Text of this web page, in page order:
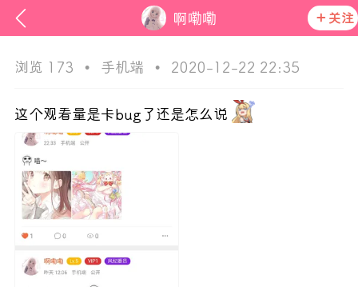
啊嘞嘞 关注
资讯
浏览 173 • 手机端 • 2020-12-22 22:35
这个观看量是卡bug了还是怎么说